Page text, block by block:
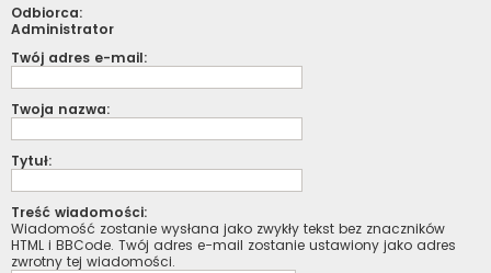
Odbiorca:
Administrator
Twój adres e-mail:
Twoja nazwa:
Tytuł:
Treść wiadomości:
Wiadomość zostanie wysłana jako zwykły tekst bez znaczników
HTML i BBCode. Twój adres e-mail zostanie ustawiony jako adres
zwrotny tej wiadomości.